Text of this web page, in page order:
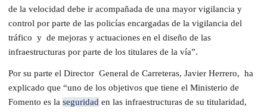
de la velocidad debe ir acompañada de una mayor vigilancia y
control por parte de las policías encargadas de la vigilancia del
tráfico y de mejoras y actuaciones en el diseño de las
infraestructuras por parte de los titulares de la vía”.
Por su parte el Director General de Carreteras, Javier Herrero, ha
explicado que “uno de los objetivos que tiene el Ministerio de
Fomento es la seguridad en las infraestructuras de su titularidad,